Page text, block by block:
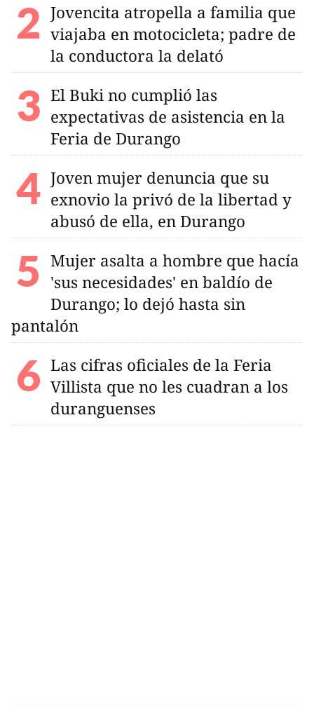
Jovencita atropella a familia que
viajaba en motocicleta; padre de
la conductora la delató
El Buki no cumplió las
expectativas de asistencia en la
Feria de Durango
Joven mujer denuncia que su
exnovio la privó de la libertad y
abusó de ella, en Durango
Mujer asalta a hombre que hacía
'sus necesidades' en baldío de
Durango; lo dejó hasta sin
pantalón
Las cifras oficiales de la Feria
Villista que no les cuadran a los
duranguenses